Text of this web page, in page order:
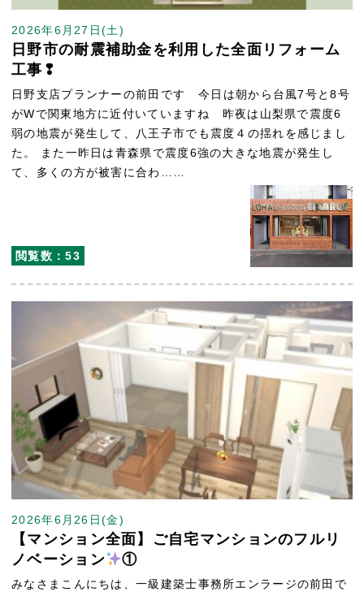
閲覧数：53
2026年6月27日(土)
日野市の耐震補助金を利用した全面リフォーム
工事❢
日野支店プランナーの前田です 今日は朝から台風7号と8号
がWで関東地方に近付いていますね 昨夜は山梨県で震度6
弱の地震が発生して、八王子市でも震度４の揺れを感じまし
た。 また一昨日は青森県で震度6強の大きな地震が発生し
て、多くの方が被害に合わ……
2026年6月26日(金)
【マンション全面】ご自宅マンションのフルリ
ノベーション
①
みなさまこんにちは、一級建築士事務所エンラージの前田で